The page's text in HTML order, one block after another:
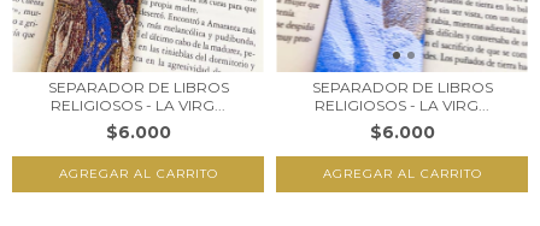
SEPARADOR DE LIBROS
RELIGIOSOS - LA VIRG...
$6.000
SEPARADOR DE LIBROS
RELIGIOSOS - LA VIRG...
$6.000